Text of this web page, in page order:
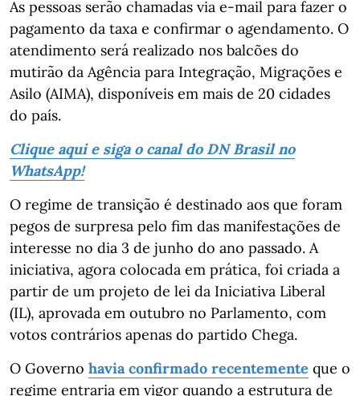
As pessoas serão chamadas via e-mail para fazer o
pagamento da taxa e confirmar o agendamento. O
atendimento será realizado nos balcões do
mutirão da Agência para Integração, Migrações e
Asilo (AIMA), disponíveis em mais de 20 cidades
do país.
Clique aqui e siga o canal do DN Brasil no
WhatsApp!
O regime de transição é destinado aos que foram
pegos de surpresa pelo fim das manifestações de
interesse no dia 3 de junho do ano passado. A
iniciativa, agora colocada em prática, foi criada a
partir de um projeto de lei da Iniciativa Liberal
(IL), aprovada em outubro no Parlamento, com
votos contrários apenas do partido Chega.
O Governo havia confirmado recentemente que o
regime entraria em vigor quando a estrutura de